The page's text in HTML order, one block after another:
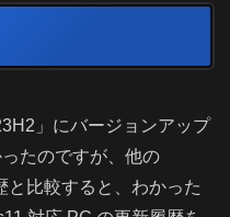
」にバージョンアップ
たのですが、他の
と比較すると、わかった